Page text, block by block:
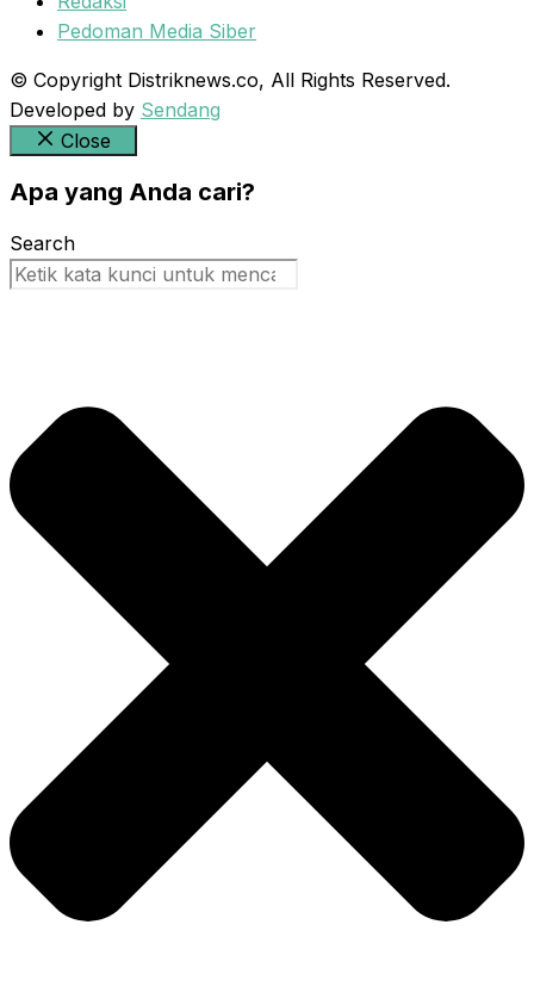
Pedoman Media Siber
© Copyright Distriknews.co, All Rights Reserved.
Developed by Sendang
Close
Apa yang Anda cari?
Search